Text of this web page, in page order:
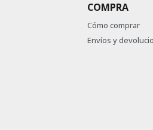
COMPRA
Cómo comprar
Envíos y